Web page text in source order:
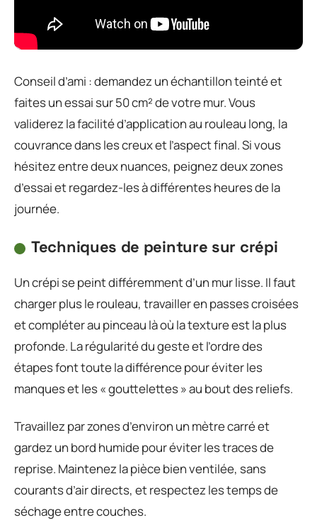
Conseil d’ami : demandez un échantillon teinté et
faites un essai sur 50 cm² de votre mur. Vous
validerez la facilité d’application au rouleau long, la
couvrance dans les creux et l’aspect final. Si vous
hésitez entre deux nuances, peignez deux zones
d’essai et regardez-les à différentes heures de la
journée.
Techniques de peinture sur crépi
Un crépi se peint différemment d’un mur lisse. Il faut
charger plus le rouleau, travailler en passes croisées
et compléter au pinceau là où la texture est la plus
profonde. La régularité du geste et l’ordre des
étapes font toute la différence pour éviter les
manques et les « gouttelettes » au bout des reliefs.
Travaillez par zones d’environ un mètre carré et
gardez un bord humide pour éviter les traces de
reprise. Maintenez la pièce bien ventilée, sans
courants d’air directs, et respectez les temps de
séchage entre couches.